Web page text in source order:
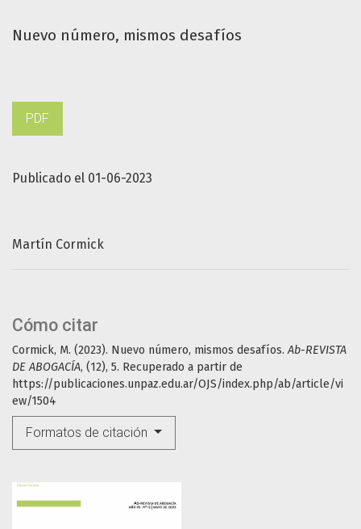
Nuevo número, mismos desafíos
Publicado el 01-06-2023
PDF
Cómo citar
Cormick, M. (2023). Nuevo número, mismos desafíos.Ab-REVISTA
DE ABOGACÍA, (12), 5. Recuperado a partir de
https://publicaciones.unpaz.edu.ar/OJS/index.php/ab/article/vi
ew/1504
Formatos de citación
Martín Cormick